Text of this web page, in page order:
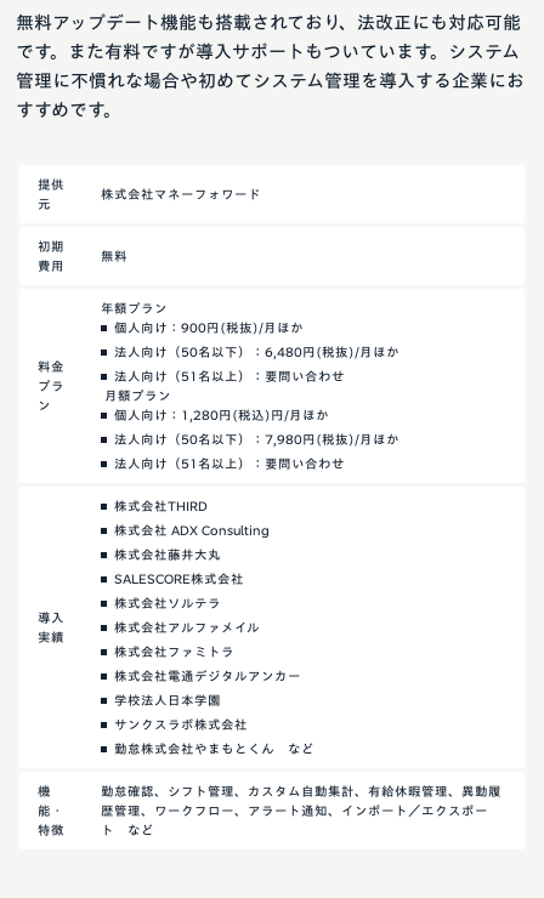
無料アップデート機能も搭載されており、法改正にも対応可能
です。また有料ですが導入サポートもついています。システム
管理に不慣れな場合や初めてシステム管理を導入する企業にお
すすめです。
提供
元
株式会社マネーフォワード
初期
費用
無料
料金
プラ
ン
年額プラン
個人向け：900円(税抜)/月ほか
法人向け（50名以下）：6,480円(税抜)/月ほか
法人向け（51名以上）：要問い合わせ
月額プラン
個人向け：1,280円(税込)円/月ほか
法人向け（50名以下）：7,980円(税抜)/月ほか
法人向け（51名以上）：要問い合わせ
導入
実績
株式会社THIRD
株式会社 ADX Consulting
株式会社藤井大丸
SALESCORE株式会社
株式会社ソルテラ
株式会社アルファメイル
株式会社ファミトラ
株式会社電通デジタルアンカー
学校法人日本学園
サンクスラボ株式会社
勤怠株式会社やまもとくん など
機
能・
特徴
勤怠確認、シフト管理、カスタム自動集計、有給休暇管理、異動履
歴管理、ワークフロー、アラート通知、インポート／エクスポー
ト など